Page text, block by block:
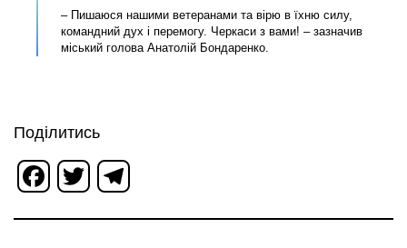
– Пишаюся нашими ветеранами та вірю в їхню силу,
командний дух і перемогу. Черкаси з вами! – зазначив
міський голова Анатолій Бондаренко.
Поділитись
Facebook
Twitter